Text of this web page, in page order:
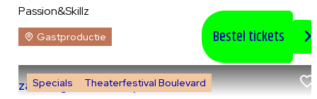
Passion&Skillz
Gastproductie Bestel tickets
Specials Theaterfestival Boulevard
za 8 augustus 2026|14:00 uur